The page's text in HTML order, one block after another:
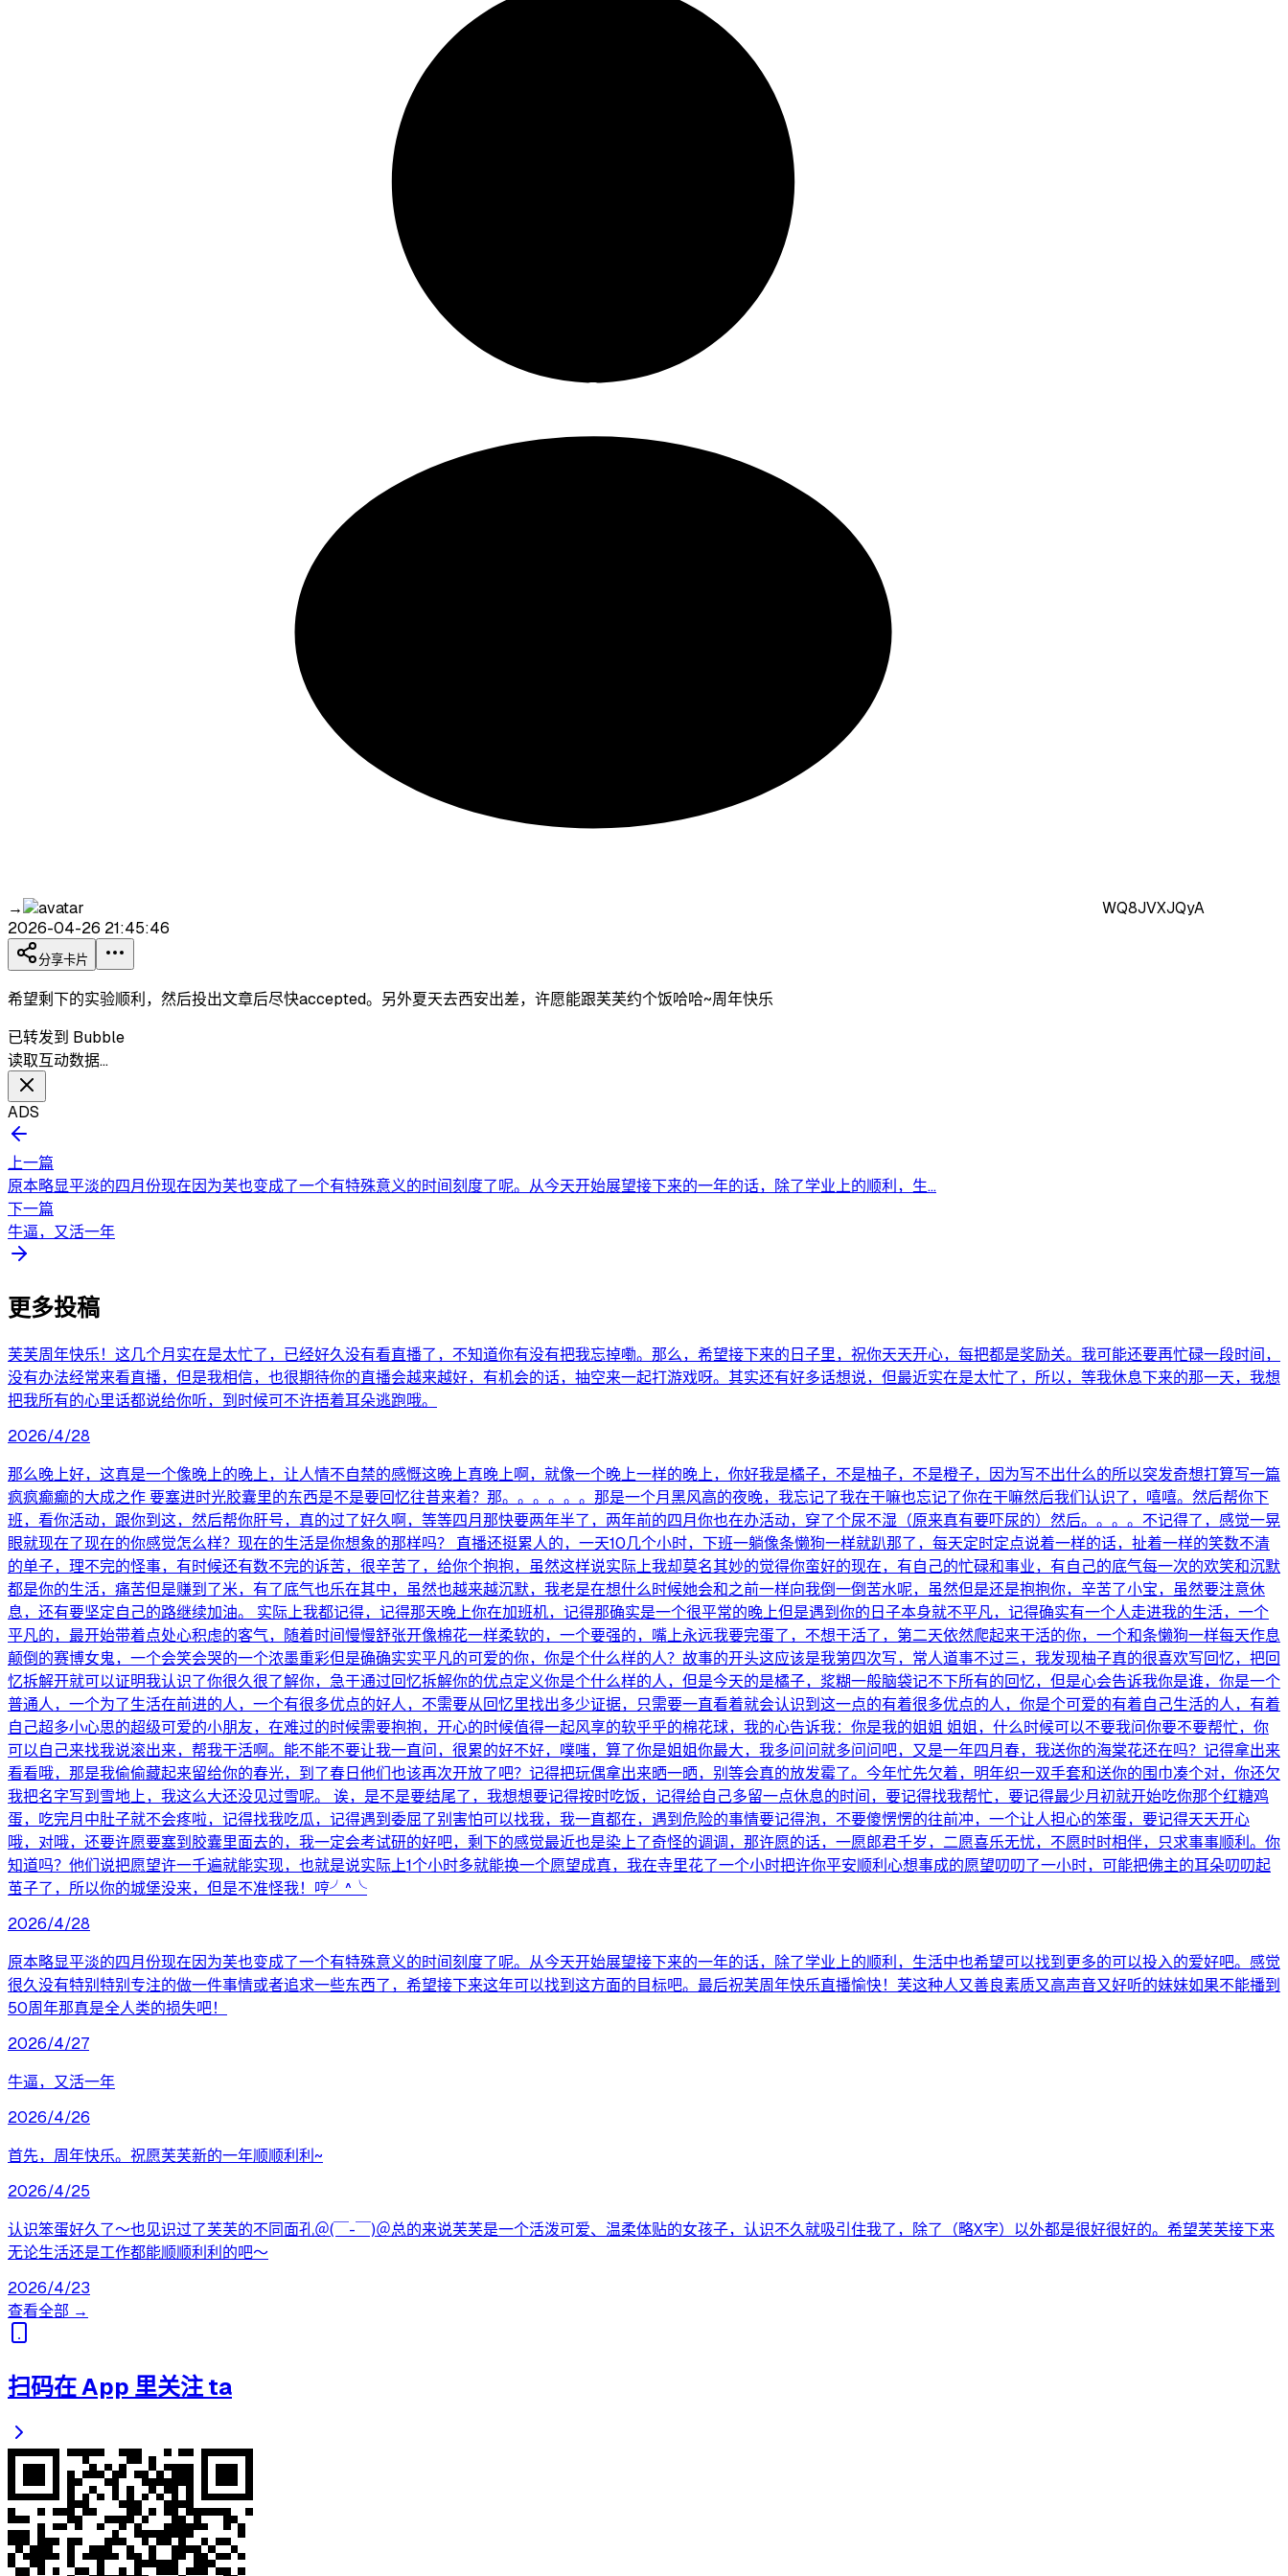
→
WQ8JVXJQyA
2026-04-26 21:45:46
分享卡片
希望剩下的实验顺利，然后投出文章后尽快accepted。另外夏天去西安出差，许愿能跟芙芙约个饭哈哈~周年快乐
已转发到 Bubble
读取互动数据…
ADS
上一篇
原本略显平淡的四月份现在因为芙也变成了一个有特殊意义的时间刻度了呢。从今天开始展望接下来的一年的话，除了学业上的顺利，生...
下一篇
牛逼，又活一年
更多投稿
芙芙周年快乐！这几个月实在是太忙了，已经好久没有看直播了，不知道你有没有把我忘掉嘞。那么，希望接下来的日子里，祝你天天开心，每把都是奖励关。我可能还要再忙碌一段时间，
没有办法经常来看直播，但是我相信，也很期待你的直播会越来越好，有机会的话，抽空来一起打游戏呀。其实还有好多话想说，但最近实在是太忙了，所以，等我休息下来的那一天，我想
把我所有的心里话都说给你听，到时候可不许捂着耳朵逃跑哦。
2026/4/28
那么晚上好，这真是一个像晚上的晚上，让人情不自禁的感慨这晚上真晚上啊，就像一个晚上一样的晚上，你好我是橘子，不是柚子，不是橙子，因为写不出什么的所以突发奇想打算写一篇
疯疯癫癫的大成之作 要塞进时光胶囊里的东西是不是要回忆往昔来着？那。。。。。。那是一个月黑风高的夜晚，我忘记了我在干嘛也忘记了你在干嘛然后我们认识了，嘻嘻。然后帮你下
班，看你活动，跟你到这，然后帮你肝号，真的过了好久啊，等等四月那快要两年半了，两年前的四月你也在办活动，穿了个尿不湿（原来真有要吓尿的）然后。。。。不记得了，感觉一晃
眼就现在了现在的你感觉怎么样？现在的生活是你想象的那样吗？ 直播还挺累人的，一天10几个小时，下班一躺像条懒狗一样就趴那了，每天定时定点说着一样的话，扯着一样的笑数不清
的单子，理不完的怪事，有时候还有数不完的诉苦，很辛苦了，给你个抱抱，虽然这样说实际上我却莫名其妙的觉得你蛮好的现在，有自己的忙碌和事业，有自己的底气每一次的欢笑和沉默
都是你的生活，痛苦但是赚到了米，有了底气也乐在其中，虽然也越来越沉默，我老是在想什么时候她会和之前一样向我倒一倒苦水呢，虽然但是还是抱抱你，辛苦了小宝，虽然要注意休
息，还有要坚定自己的路继续加油。 实际上我都记得，记得那天晚上你在加班机，记得那确实是一个很平常的晚上但是遇到你的日子本身就不平凡，记得确实有一个人走进我的生活，一个
平凡的，最开始带着点处心积虑的客气，随着时间慢慢舒张开像棉花一样柔软的，一个要强的，嘴上永远我要完蛋了，不想干活了，第二天依然爬起来干活的你，一个和条懒狗一样每天作息
颠倒的赛博女鬼，一个会笑会哭的一个浓墨重彩但是确确实实平凡的可爱的你，你是个什么样的人？故事的开头这应该是我第四次写，常人道事不过三，我发现柚子真的很喜欢写回忆，把回
忆拆解开就可以证明我认识了你很久很了解你，急于通过回忆拆解你的优点定义你是个什么样的人，但是今天的是橘子，浆糊一般脑袋记不下所有的回忆，但是心会告诉我你是谁，你是一个
普通人，一个为了生活在前进的人，一个有很多优点的好人，不需要从回忆里找出多少证据，只需要一直看着就会认识到这一点的有着很多优点的人，你是个可爱的有着自己生活的人，有着
自己超多小心思的超级可爱的小朋友，在难过的时候需要抱抱，开心的时候值得一起风享的软乎乎的棉花球，我的心告诉我：你是我的姐姐 姐姐，什么时候可以不要我问你要不要帮忙，你
可以自己来找我说滚出来，帮我干活啊。能不能不要让我一直问，很累的好不好，噗嗤，算了你是姐姐你最大，我多问问就多问问吧，又是一年四月春，我送你的海棠花还在吗？记得拿出来
看看哦，那是我偷偷藏起来留给你的春光，到了春日他们也该再次开放了吧？记得把玩偶拿出来晒一晒，别等会真的放发霉了。今年忙先欠着，明年织一双手套和送你的围巾凑个对，你还欠
我把名字写到雪地上，我这么大还没见过雪呢。 诶，是不是要结尾了，我想想要记得按时吃饭，记得给自己多留一点休息的时间，要记得找我帮忙，要记得最少月初就开始吃你那个红糖鸡
蛋，吃完月中肚子就不会疼啦，记得找我吃瓜，记得遇到委屈了别害怕可以找我，我一直都在，遇到危险的事情要记得泡，不要傻愣愣的往前冲，一个让人担心的笨蛋，要记得天天开心
哦，对哦，还要许愿要塞到胶囊里面去的，我一定会考试研的好吧，剩下的感觉最近也是染上了奇怪的调调，那许愿的话，一愿郎君千岁，二愿喜乐无忧，不愿时时相伴，只求事事顺利。你
知道吗？他们说把愿望许一千遍就能实现，也就是说实际上1个小时多就能换一个愿望成真，我在寺里花了一个小时把许你平安顺利心想事成的愿望叨叨了一小时，可能把佛主的耳朵叨叨起
茧子了，所以你的城堡没来，但是不准怪我！哼╯^╰
2026/4/28
原本略显平淡的四月份现在因为芙也变成了一个有特殊意义的时间刻度了呢。从今天开始展望接下来的一年的话，除了学业上的顺利，生活中也希望可以找到更多的可以投入的爱好吧。感觉
很久没有特别特别专注的做一件事情或者追求一些东西了，希望接下来这年可以找到这方面的目标吧。最后祝芙周年快乐直播愉快！芙这种人又善良素质又高声音又好听的妹妹如果不能播到
50周年那真是全人类的损失吧！
2026/4/27
牛逼，又活一年
2026/4/26
首先，周年快乐。祝愿芙芙新的一年顺顺利利~
2026/4/25
认识笨蛋好久了～也见识过了芙芙的不同面孔＠(￣-￣)＠总的来说芙芙是一个活泼可爱、温柔体贴的女孩子，认识不久就吸引住我了，除了（略X字）以外都是很好很好的。希望芙芙接下来
无论生活还是工作都能顺顺利利的吧～
2026/4/23
查看全部 →
扫码在 App 里关注 ta